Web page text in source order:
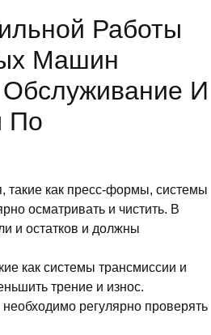
Работы
Машин
Обслуживание И
По
такие как пресс-формы, системы
осматривать и чистить. В
и остатков и должны
как системы трансмиссии и
трение и износ.
регулярно проверять